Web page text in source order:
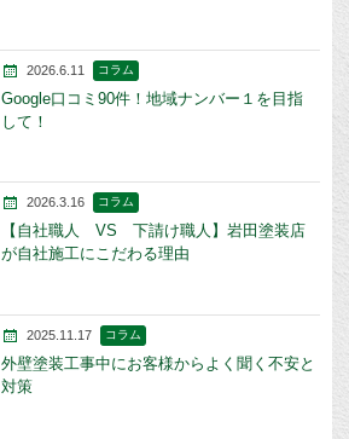
2026.6.11 コラム
Google口コミ90件！地域ナンバー１を目指
して！
2026.3.16 コラム
【自社職人 VS 下請け職人】岩田塗装店
が自社施工にこだわる理由
2025.11.17 コラム
外壁塗装工事中にお客様からよく聞く不安と
対策